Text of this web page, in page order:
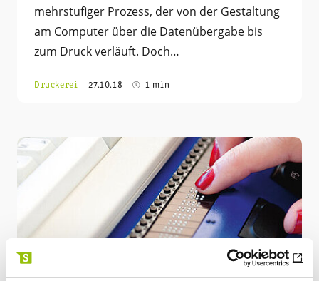
mehrstufiger Prozess, der von der Gestaltung
am Computer über die Datenübergabe bis
zum Druck verläuft. Doch…
Druckerei 27.10.18 1 min